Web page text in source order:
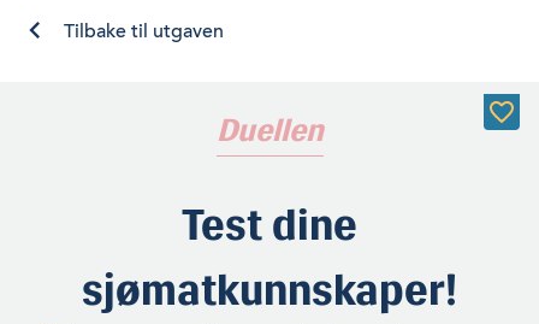
Tilbake til utgaven
Duellen
Test dine
sjømatkunnskaper!